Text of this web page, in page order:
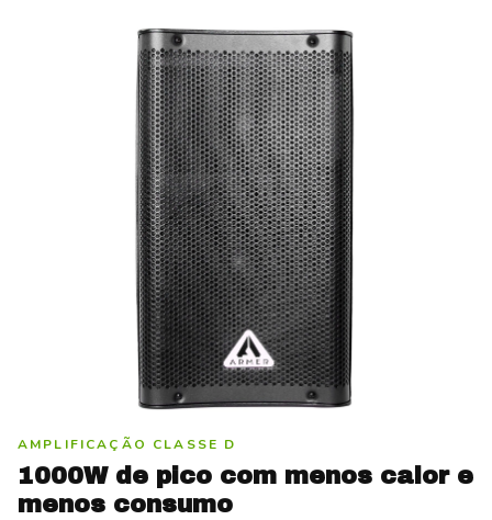
AMPLIFICAÇÃO CLASSE D
1000W de pico com menos calor e
menos consumo